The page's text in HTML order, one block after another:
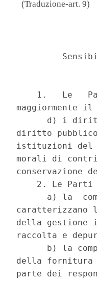
(Traduzione-art. 9)
1.   Le
maggiormente
d) i
diritto
istituzioni del
morali di
conservazione
2. Le Parti
a) la
caratterizzano
della
raccolta e
b) la
della fornitura
parte dei